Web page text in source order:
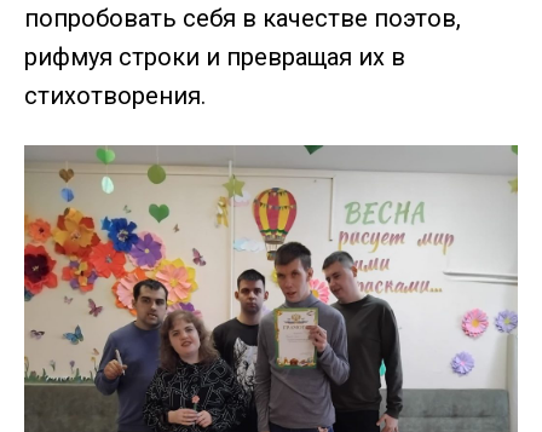
попробовать себя в качестве поэтов,
рифмуя строки и превращая их в
стихотворения.⁣